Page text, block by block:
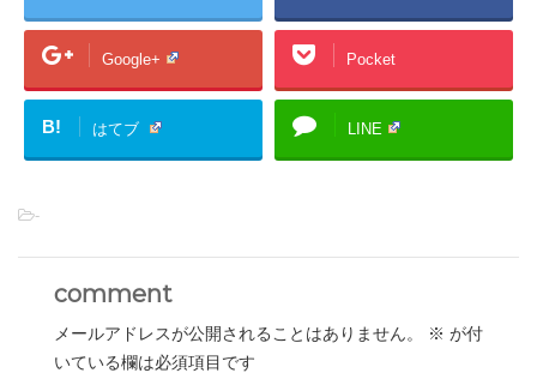
Google+ Pocket
B! はてブ LINE
-
comment
メールアドレスが公開されることはありません。 ※ が付
いている欄は必須項目です